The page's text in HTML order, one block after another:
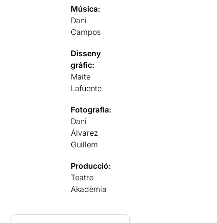
Música:
Dani
Campos
Disseny
gràfic:
Maite
Lafuente
Fotografia:
Dani
Álvarez
Guillem
Producció:
Teatre
Akadèmia